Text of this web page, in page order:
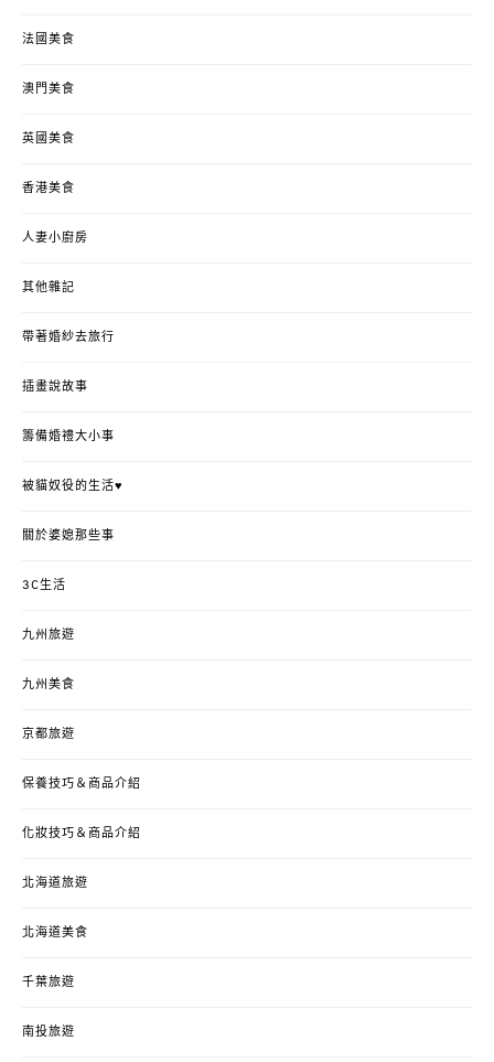
法國美食
澳門美食
英國美食
香港美食
人妻小廚房
其他雜記
帶著婚紗去旅行
插畫說故事
籌備婚禮大小事
被貓奴役的生活♥
關於婆媳那些事
3C生活
九州旅遊
九州美食
京都旅遊
保養技巧＆商品介紹
化妝技巧＆商品介紹
北海道旅遊
北海道美食
千葉旅遊
南投旅遊